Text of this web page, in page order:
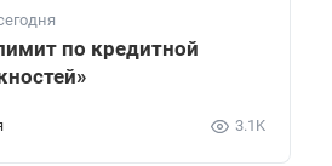
по кредитной
3.1K